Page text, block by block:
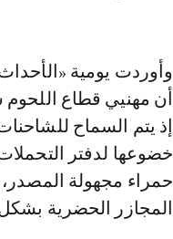
وأوردت يومية «الأحداث المغربية»، في عددها الصادر ليوم الثلاثاء 10 أكتوبر 2023،
أن مهنيي قطاع اللحوم
إذ يتم السماح
خضوعها لدفتر
حمراء مجهولة
المجازر الحضرية